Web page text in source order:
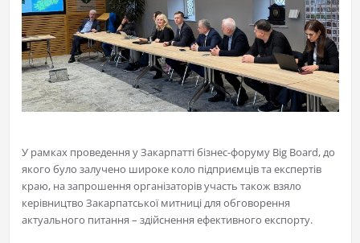
У рамках проведення у Закарпаттібізнес-форуму Big Board, до
якого було залучено широке коло підприємців та експертів
краю, на запрошення організаторів участь також взяло
керівництво Закарпатської митниці для обговорення
актуального питання – здійснення ефективного експорту.